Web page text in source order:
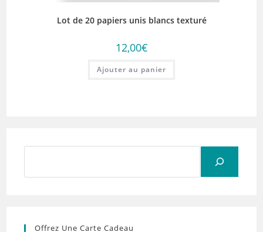
Lot de 20 papiers unis blancs texturé
12,00€
Ajouter au panier
Offrez Une Carte Cadeau